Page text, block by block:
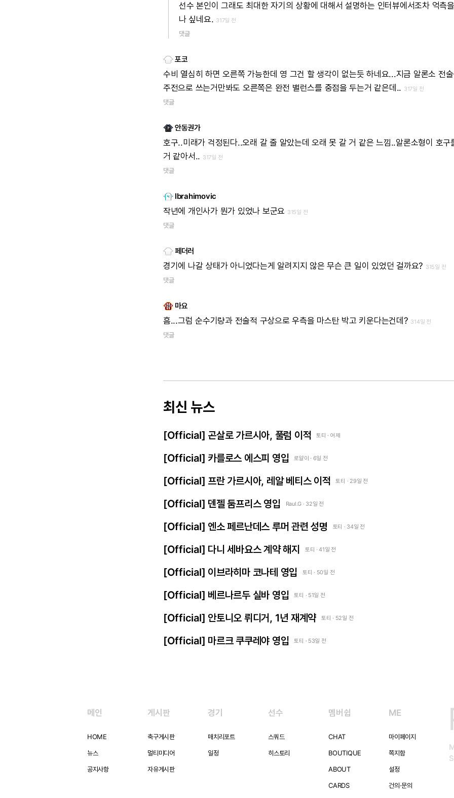
선수 본인이 그래도 최대한 자기의 상황에 대해서 설명하는 인터뷰에서조차 억측
나 싶네요. 317일 전
댓글
포코
수비 열심히 하면 오른쪽 가능한데 영 그건 할 생각이 없는듯 하네요...지금 알론소 전
주전으로 쓰는거만봐도 오른쪽은 완전 밸런스를 중점을 두는거 같은데.. 317일 전
댓글
안동권가
호구..미래가 걱정된다..오래 갈 줄 알았는데 오래 못 갈 거 같은 느낌..알론소형이 호구
거 같아서.. 317일 전
댓글
Ibrahimovic
작년에 개인사가 뭔가 있었나 보군요 315일 전
댓글
페더러
경기에 나갈 상태가 아니었다는게 알려지지 않은 무슨 큰 일이 있었던 걸까요? 315일 전
댓글
마요
흠...그럼 순수기량과 전술적 구상으로 우측을 마스탄 박고 키운다는건데? 314일 전
댓글
최신 뉴스
[Official] 곤살로 가르시아, 풀럼 이적 토티 · 어제
[Official] 카를로스 에스피 영입 로얄이 · 6일 전
[Official] 프란 가르시아, 레알 베티스 이적 토티 · 29일 전
[Official] 덴젤 둠프리스 영입 Raul.G · 32일 전
[Official] 엔소 페르난데스 루머 관련 성명 토티 · 34일 전
[Official] 다니 세바요스 계약 해지 토티 · 41일 전
[Official] 이브라히마 코나테 영입 토티 · 50일 전
[Official] 베르나르두 실바 영입 토티 · 51일 전
[Official] 안토니오 뤼디거, 1년 재계약 토티 · 52일 전
[Official] 마르크 쿠쿠레야 영입 토티 · 53일 전
메인
HOME
뉴스
공지사항
게시판
축구게시판
멀티미디어
자유게시판
경기
매치리포트
일정
선수
스쿼드
히스토리
멤버쉽
CHAT
BOUTIQUE
ABOUT
CARDS
ME
마이페이지
쪽지함
설정
건의·문의